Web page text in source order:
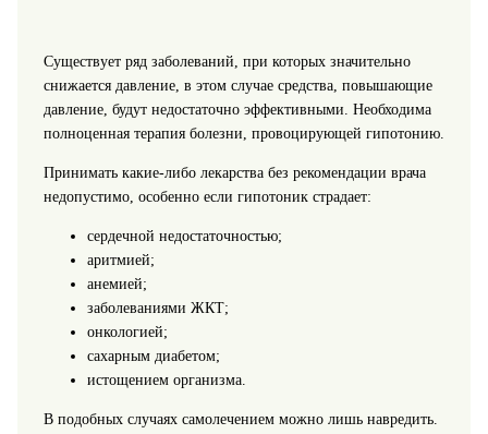
Существует ряд заболеваний, при которых значительно
снижается давление, в этом случае средства, повышающие
давление, будут недостаточно эффективными. Необходима
полноценная терапия болезни, провоцирующей гипотонию.
Принимать какие-либо лекарства без рекомендации врача
недопустимо, особенно если гипотоник страдает:
сердечной недостаточностью;
аритмией;
анемией;
заболеваниями ЖКТ;
онкологией;
сахарным диабетом;
истощением организма.
В подобных случаях самолечением можно лишь навредить.